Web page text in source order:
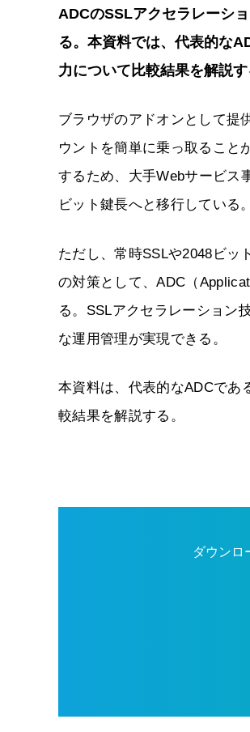
ADCのSSLアクセラレーシ
る。本資料では、代表的な
力について比較結果を解説す
ブラウザのアドオンとして提
ウントを簡単に乗っ取ること
するため、大手Webサービス
ビット鍵長へと移行している。
ただし、常時SSLや2048ビッ
の対策として、ADC（
る。SSLアクセラレーション
な運用管理が実現できる。
本資料は、代表的なADCであ
較結果を解説する。
ダウンロ